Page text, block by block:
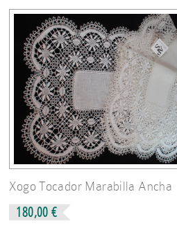
Xogo Tocador Marabilla Ancha
180,00 €